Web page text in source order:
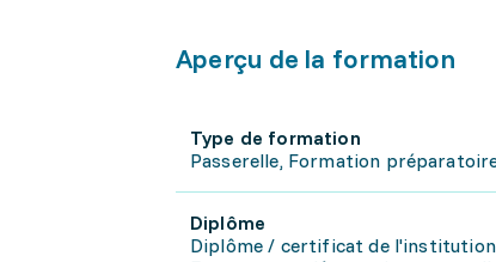
Aperçu de la formation
Type de formation
Passerelle, Formation
Diplôme
Diplôme / certificat de l'institution